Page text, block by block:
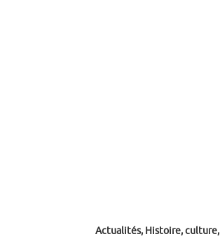
Actualités, Histoire, culture,